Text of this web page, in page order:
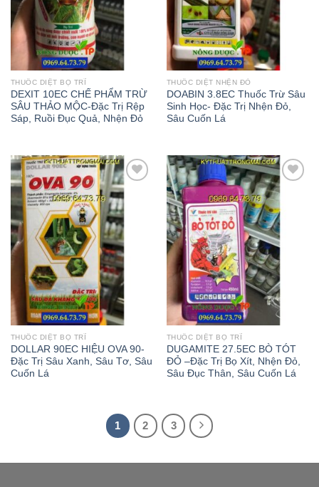
THUỐC DIỆT BỌ TRĨ
DEXIT 10EC CHẾ PHẨM TRỪ
SÂU THẢO MỘC-Đặc Trị Rệp
Sáp, Ruồi Đục Quả, Nhện Đỏ
THUỐC DIỆT NHỆN ĐỎ
DOABIN 3.8EC Thuốc Trừ Sâu
Sinh Học- Đặc Trị Nhện Đỏ,
Sâu Cuốn Lá
Add to
wishlist
THUỐC DIỆT BỌ TRĨ
DOLLAR 90EC HIỆU OVA 90-
Đặc Trị Sâu Xanh, Sâu Tơ, Sâu
Cuốn Lá
Add to
wishlist
THUỐC DIỆT BỌ TRĨ
DUGAMITE 27.5EC BÒ TÓT
ĐỎ –Đặc Trị Bọ Xít, Nhện Đỏ,
Sâu Đục Thân, Sâu Cuốn Lá
1 2 3